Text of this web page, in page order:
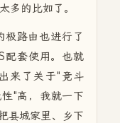
多的比如了。
极路由也进行了
配套使用。也就
来了关于"竞斗
"高，我就一下
县城家里、乡下